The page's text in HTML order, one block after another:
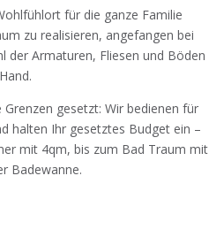
für die ganze Familie
zu realisieren, angefangen bei
der Armaturen, Fliesen und Böden
gesetzt: Wir bedienen für
halten Ihr gesetztes Budget ein –
mit 4qm, bis zum Bad Traum mit
Badewanne.